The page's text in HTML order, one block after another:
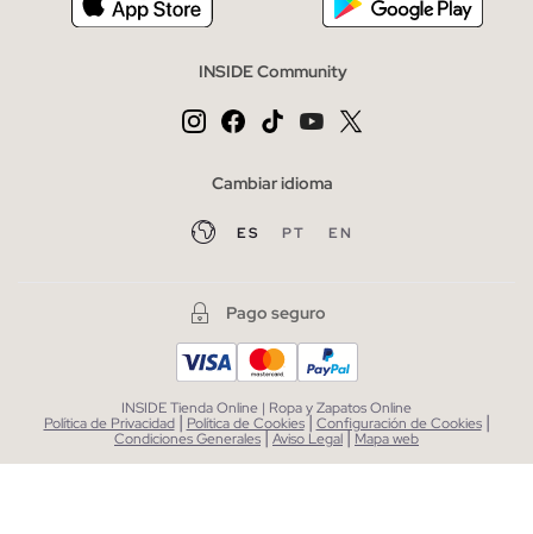
INSIDE Community
Cambiar idioma
ES PT EN
Pago seguro
INSIDE Tienda Online | Ropa y Zapatos Online
Política de Privacidad | Política de Cookies| Configuración de Cookies |
Condiciones Generales|Aviso Legal| Mapa web